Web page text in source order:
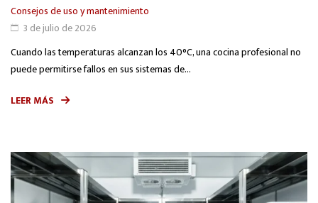
Consejos de uso y mantenimiento
3 de julio de 2026
Cuando las temperaturas alcanzan los 40°C, una cocina profesional no
puede permitirse fallos en sus sistemas de...
LEER MÁS